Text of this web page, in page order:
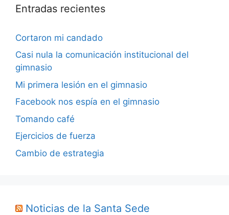
Entradas recientes
Cortaron mi candado
Casi nula la comunicación institucional del
gimnasio
Mi primera lesión en el gimnasio
Facebook nos espía en el gimnasio
Tomando café
Ejercicios de fuerza
Cambio de estrategia
Noticias de la Santa Sede